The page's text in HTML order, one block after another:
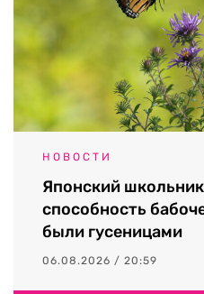
НОВОСТИ
Японский
способность
были гусеницами
06.08.2026 / 20:59